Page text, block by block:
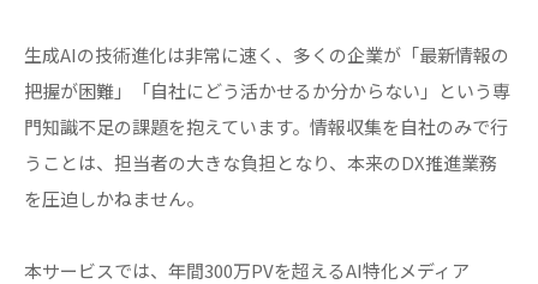
生成AIの技術進化は非常に速く、多くの企業が「最新情報の
把握が困難」「自社にどう活かせるか分からない」という専
門知識不足の課題を抱えています。情報収集を自社のみで行
うことは、担当者の大きな負担となり、本来のDX推進業務
を圧迫しかねません。
本サービスでは、年間300万PVを超えるAI特化メディア